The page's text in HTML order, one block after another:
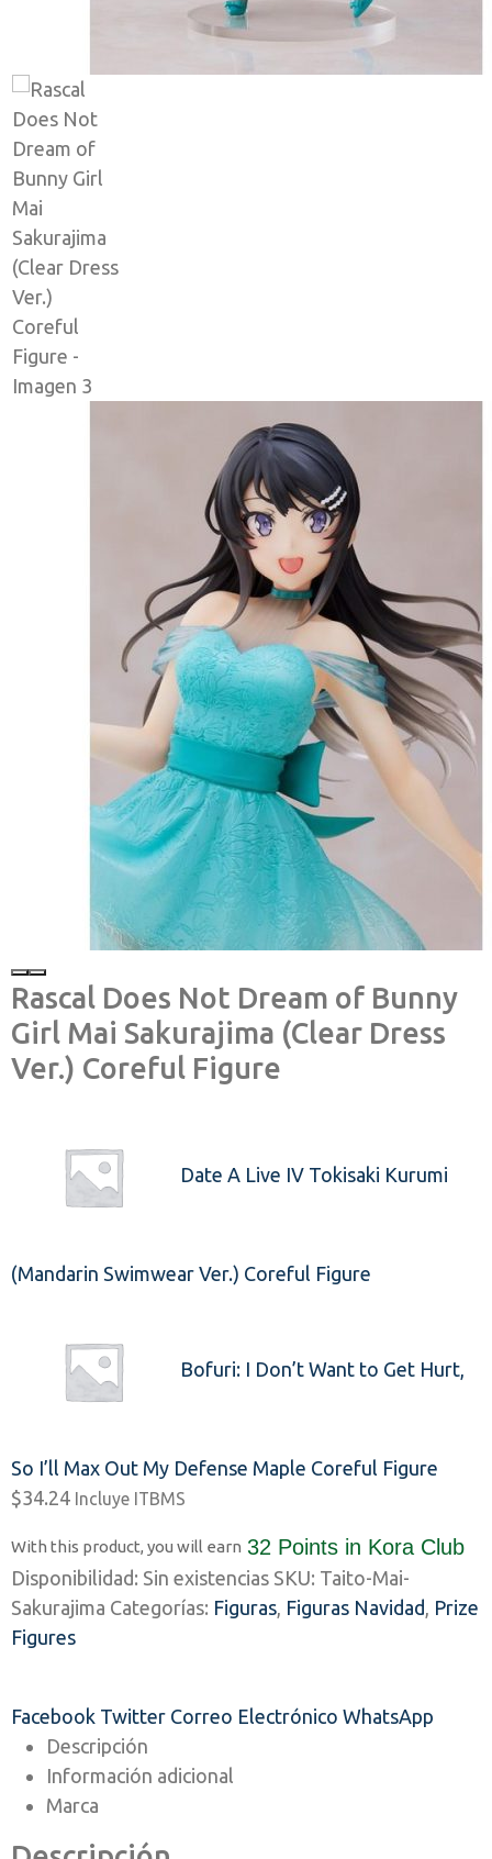
Rascal Does Not Dream of Bunny
Girl Mai Sakurajima (Clear Dress
Ver.) Coreful Figure
Date A Live IV Tokisaki Kurumi
(Mandarin Swimwear Ver.) Coreful Figure
Bofuri: I Don’t Want to Get Hurt,
So I’ll Max Out My Defense Maple Coreful Figure
$34.24 Incluye ITBMS
With this product, you will earn 32 Points in Kora Club
Disponibilidad: Sin existencias SKU: Taito-Mai-
Sakurajima Categorías: Figuras, Figuras Navidad, Prize
Figures
Facebook Twitter Correo Electrónico WhatsApp
Descripción
Información adicional
Marca